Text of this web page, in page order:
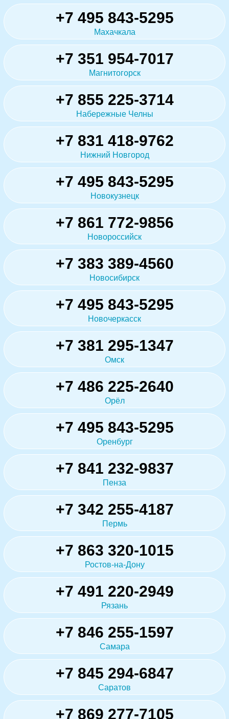
+7 495 843-5295
Махачкала
+7 351 954-7017
Магнитогорск
+7 855 225-3714
Набережные Челны
+7 831 418-9762
Нижний Новгород
+7 495 843-5295
Новокузнецк
+7 861 772-9856
Новороссийск
+7 383 389-4560
Новосибирск
+7 495 843-5295
Новочеркасск
+7 381 295-1347
Омск
+7 486 225-2640
Орёл
+7 495 843-5295
Оренбург
+7 841 232-9837
Пенза
+7 342 255-4187
Пермь
+7 863 320-1015
Ростов-на-Дону
+7 491 220-2949
Рязань
+7 846 255-1597
Самара
+7 845 294-6847
Саратов
+7 869 277-7105